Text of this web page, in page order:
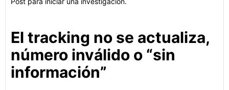
El tracking no se actualiza,
número inválido o “sin
información”